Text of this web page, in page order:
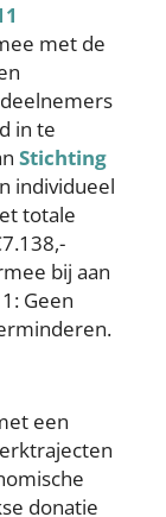
met de
in te
Stichting
individueel
totale
bij aan
Geen
een
donatie